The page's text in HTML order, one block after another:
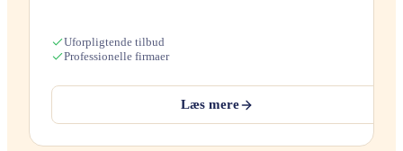
Uforpligtende tilbud
Professionelle firmaer
Læs mere